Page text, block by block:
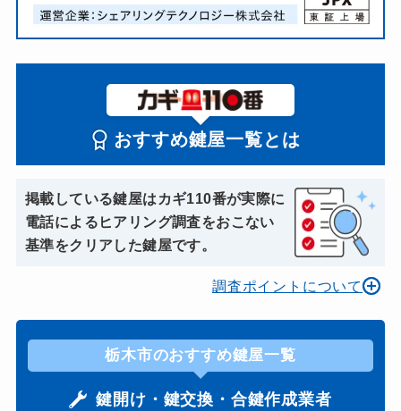
おすすめ鍵屋一覧とは
掲載している鍵屋はカギ110番が実際に
電話によるヒアリング調査をおこない
基準をクリアした鍵屋です。
調査ポイントについて
栃木市のおすすめ鍵屋一覧
鍵開け・鍵交換・合鍵作成業者